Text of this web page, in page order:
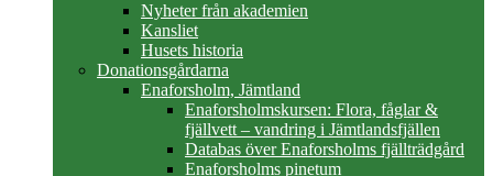
Nyheter från akademien
Kansliet
Husets historia
Donationsgårdarna
Enaforsholm, Jämtland
Enaforsholmskursen: Flora, fåglar &
fjällvett – vandring i Jämtlandsfjällen
Databas över Enaforsholms fjällträdgård
Enaforsholms pinetum